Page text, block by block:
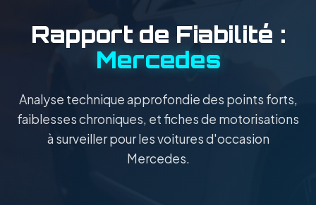
Rapport de Fiabilité :
Mercedes
Analyse technique approfondie des points forts,
faiblesses chroniques, et fiches de motorisations
à surveiller pour les voitures d'occasion
Mercedes.